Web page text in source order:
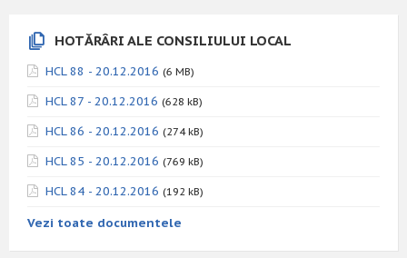
HOTĂRÂRI ALE CONSILIULUI LOCAL
HCL 88 - 20.12.2016 (6 MB)
HCL 87 - 20.12.2016 (628 kB)
HCL 86 - 20.12.2016 (274 kB)
HCL 85 - 20.12.2016 (769 kB)
HCL 84 - 20.12.2016 (192 kB)
Vezi toate documentele